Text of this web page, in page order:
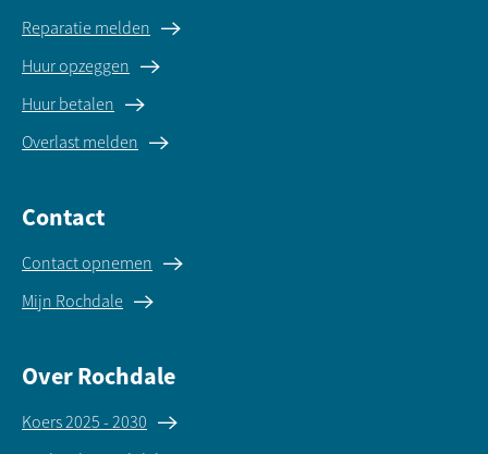
Reparatie melden
Huur opzeggen
Huur betalen
Overlast melden
Contact
Contact opnemen
Mijn Rochdale
Over Rochdale
Koers 2025 - 2030